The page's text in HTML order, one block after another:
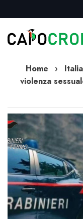
Home › Italia
violenza